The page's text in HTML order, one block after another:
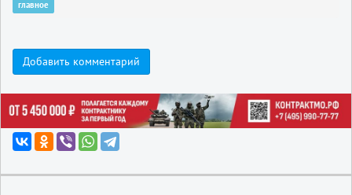
главное
Добавить комментарий